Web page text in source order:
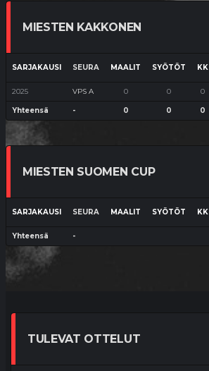
MIESTEN KAKKONEN
SARJAKAUSI SEURA MAALIT SYÖTÖT KK
2025 VPS A 0 0 0
Yhteensä - 0 0 0
MIESTEN SUOMEN CUP
SARJAKAUSI SEURA MAALIT SYÖTÖT KK
Yhteensä -
TULEVAT OTTELUT